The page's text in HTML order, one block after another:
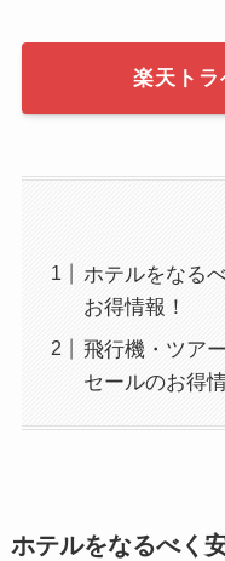
楽天ト
ホテルをなる
お得情報！
飛行機・ツア
セールのお得
ホテルをなるべく